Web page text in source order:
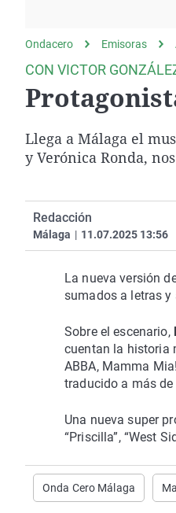
Como el
gato
Ondacero Emisoras
CON VICTOR
Llega a Málaga el
y Verónica Ronda,
Redacción
Málaga | 11.07.2025 13:56
La nueva versión
sumados a letras y
Sobre el escenario,
cuentan la historia
ABBA, Mamma
traducido a más
Una nueva super
“Priscilla”, “West
Onda Cero Málaga